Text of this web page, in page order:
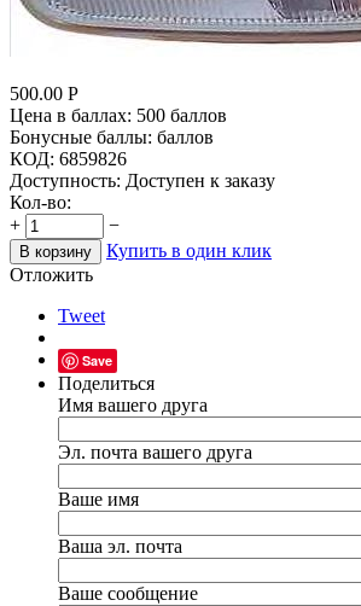
500.00 Р
Цена в баллах: 500 баллов
Бонусные баллы: баллов
КОД: 6859826
Доступность: Доступен к заказу
Кол-во:
+
−
В корзину
Купить в один клик
Отложить
Tweet
Save
Поделиться
Имя вашего друга
Эл. почта вашего друга
Ваше имя
Ваша эл. почта
Ваше сообщение